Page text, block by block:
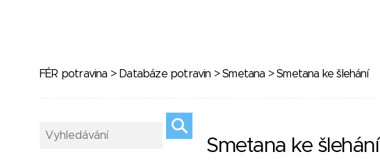
FÉR potravina > Databáze potravin >Smetana > Smetana ke šlehání
Smetana ke šlehání